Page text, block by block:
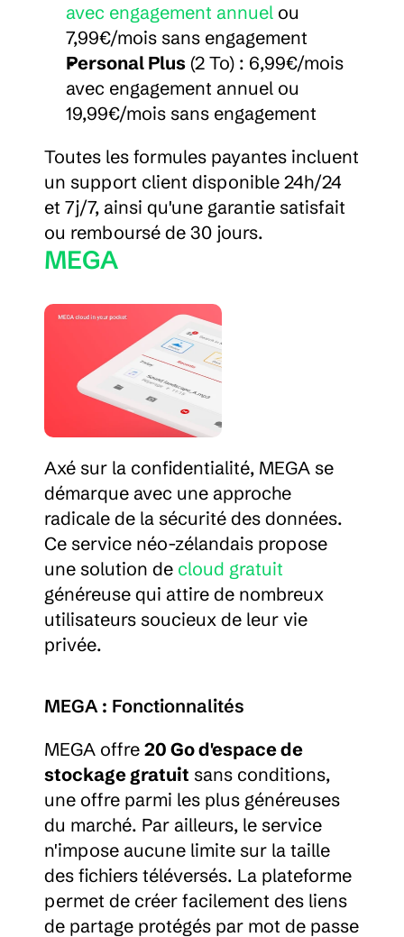
avec engagement annuel ou
7,99€/mois sans engagement
Personal Plus (2 To) : 6,99€/mois
avec engagement annuel ou
19,99€/mois sans engagement
Toutes les formules payantes incluent
un support client disponible 24h/24
et 7j/7, ainsi qu'une garantie satisfait
ou remboursé de 30 jours.
MEGA
Axé sur la confidentialité, MEGA se
démarque avec une approche
radicale de la sécurité des données.
Ce service néo-zélandais propose
une solution de cloud gratuit
généreuse qui attire de nombreux
utilisateurs soucieux de leur vie
privée.
MEGA : Fonctionnalités
MEGA offre 20 Go d'espace de
stockage gratuit sans conditions,
une offre parmi les plus généreuses
du marché. Par ailleurs, le service
n'impose aucune limite sur la taille
des fichiers téléversés. La plateforme
permet de créer facilement des liens
de partage protégés par mot de passe